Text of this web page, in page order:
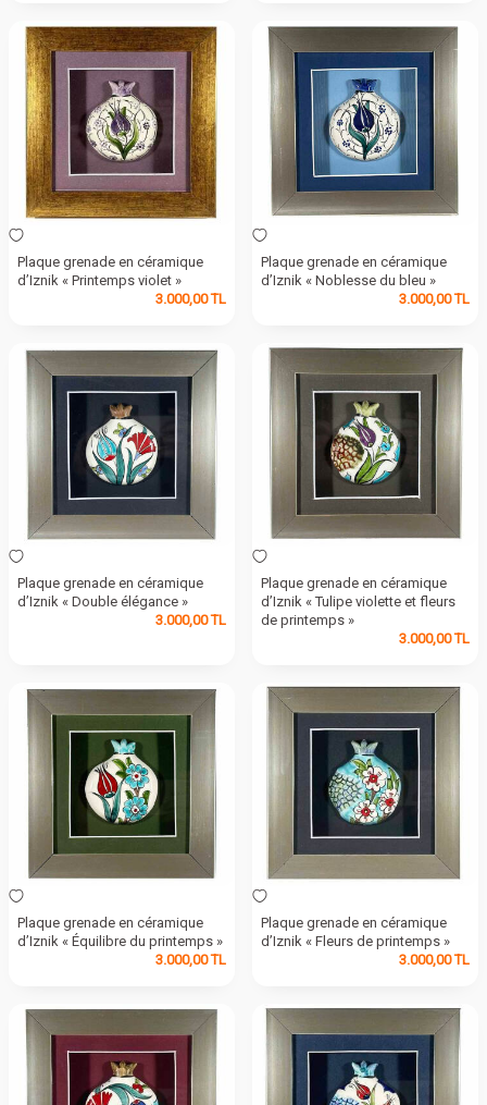
Plaque grenade en céramique
d’Iznik « Printemps violet »
3.000,00TL
Plaque grenade en céramique
d’Iznik « Noblesse du bleu »
3.000,00TL
Plaque grenade en céramique
d’Iznik « Double élégance »
3.000,00TL
Plaque grenade en céramique
d’Iznik « Tulipe violette et fleurs
de printemps »
3.000,00TL
Plaque grenade en céramique
d’Iznik « Équilibre du printemps »
3.000,00TL
Plaque grenade en céramique
d’Iznik « Fleurs de printemps »
3.000,00TL